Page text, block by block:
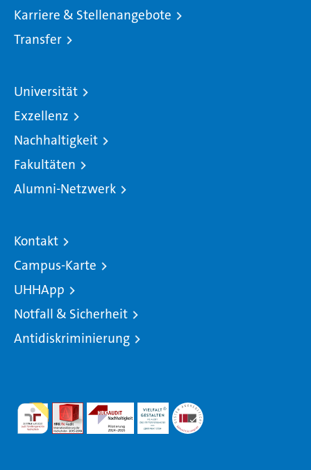
Karriere & Stellenangebote
Transfer
Universität
Exzellenz
Nachhaltigkeit
Fakultäten
Alumni-Netzwerk
Kontakt
Campus-Karte
UHHApp
Notfall & Sicherheit
Antidiskriminierung